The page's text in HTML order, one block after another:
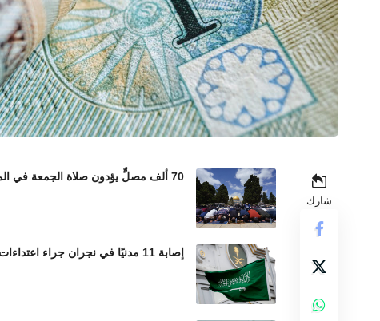
شارك
70 ألف مصلٍّ يؤدون صلاة الجمعة في المسجد الأقصى رغم إجراءات الاحتلال المشددة
إصابة 11 مدنيًا في نجران جراء اعتداءات حوثية بالمقذوفات العشوائية